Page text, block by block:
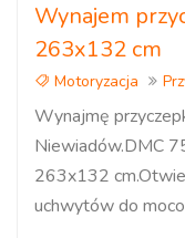
Wynajem
263x132 cm
Motoryzacja
Wynajmę
Niewiadów.DMC
263x132
uchwytów do